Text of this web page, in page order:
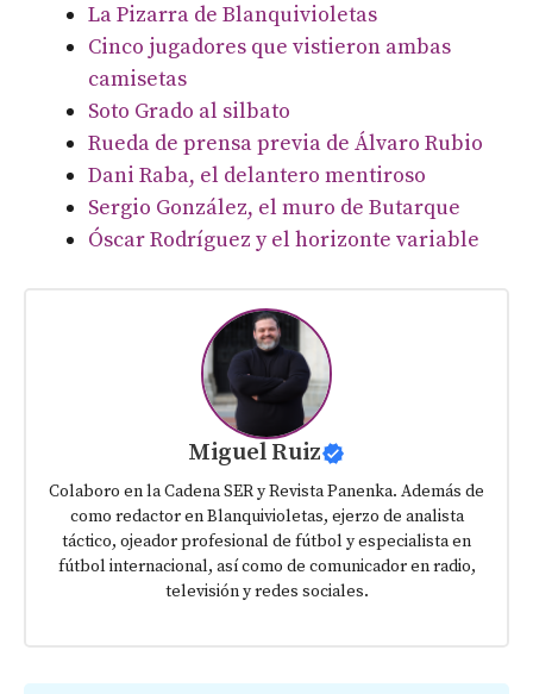
La Pizarra de Blanquivioletas
Cinco jugadores que vistieron ambas
camisetas
Soto Grado al silbato
Rueda de prensa previa de Álvaro Rubio
Dani Raba, el delantero mentiroso
Sergio González, el muro de Butarque
Óscar Rodríguez y el horizonte variable
Miguel Ruiz
Colaboro en la Cadena SER y Revista Panenka. Además de
como redactor en Blanquivioletas, ejerzo de analista
táctico, ojeador profesional de fútbol y especialista en
fútbol internacional, así como de comunicador en radio,
televisión y redes sociales.